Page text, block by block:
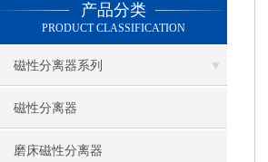
产品分类
PRODUCT CLASSIFICATION
磁性分离器系列
磁性分离器
磨床磁性分离器